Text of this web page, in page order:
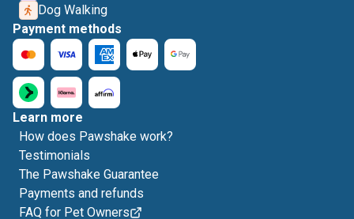
Dog Walking
Payment methods
Learn more
How does Pawshake work?
Testimonials
The Pawshake Guarantee
Payments and refunds
FAQ for Pet Owners